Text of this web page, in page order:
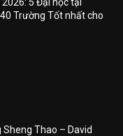
Trường Tốt nhất cho
Thao – David